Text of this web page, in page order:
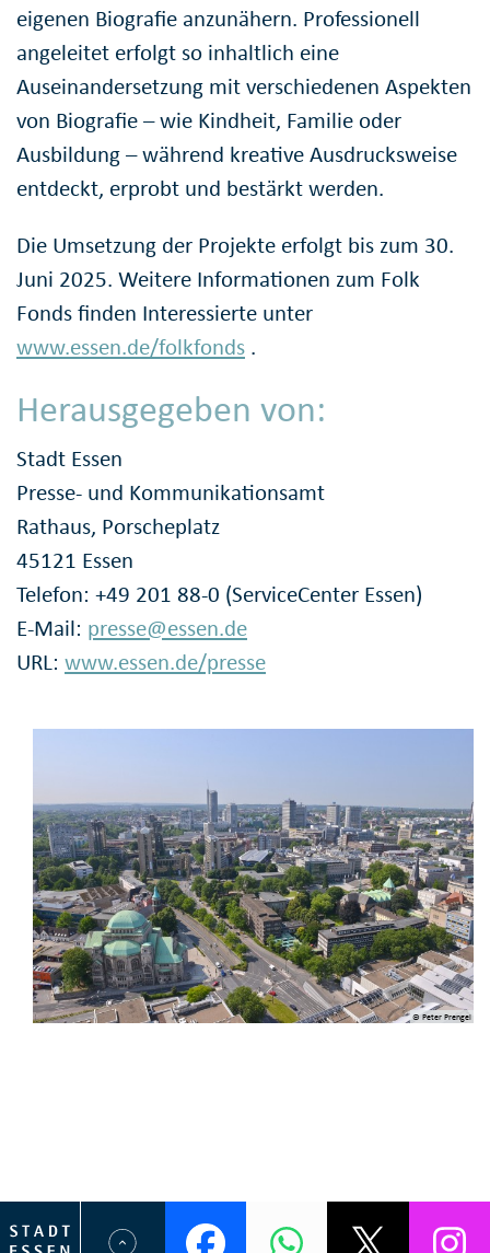
eigenen Biografie anzunähern. Professionell
angeleitet erfolgt so inhaltlich eine
Auseinandersetzung mit verschiedenen Aspekten
von Biografie – wie Kindheit, Familie oder
Ausbildung – während kreative Ausdrucksweise
entdeckt, erprobt und bestärkt werden.
Die Umsetzung der Projekte erfolgt bis zum 30.
Juni 2025. Weitere Informationen zum Folk
Fonds finden Interessierte unter
www.essen.de/folkfonds .
Herausgegeben von:
Stadt Essen
Presse- und Kommunikationsamt
Rathaus, Porscheplatz
45121 Essen
Telefon: +49 201 88-0 (ServiceCenter Essen)
E-Mail: presse@essen.de
URL: www.essen.de/presse
© Peter Prengel